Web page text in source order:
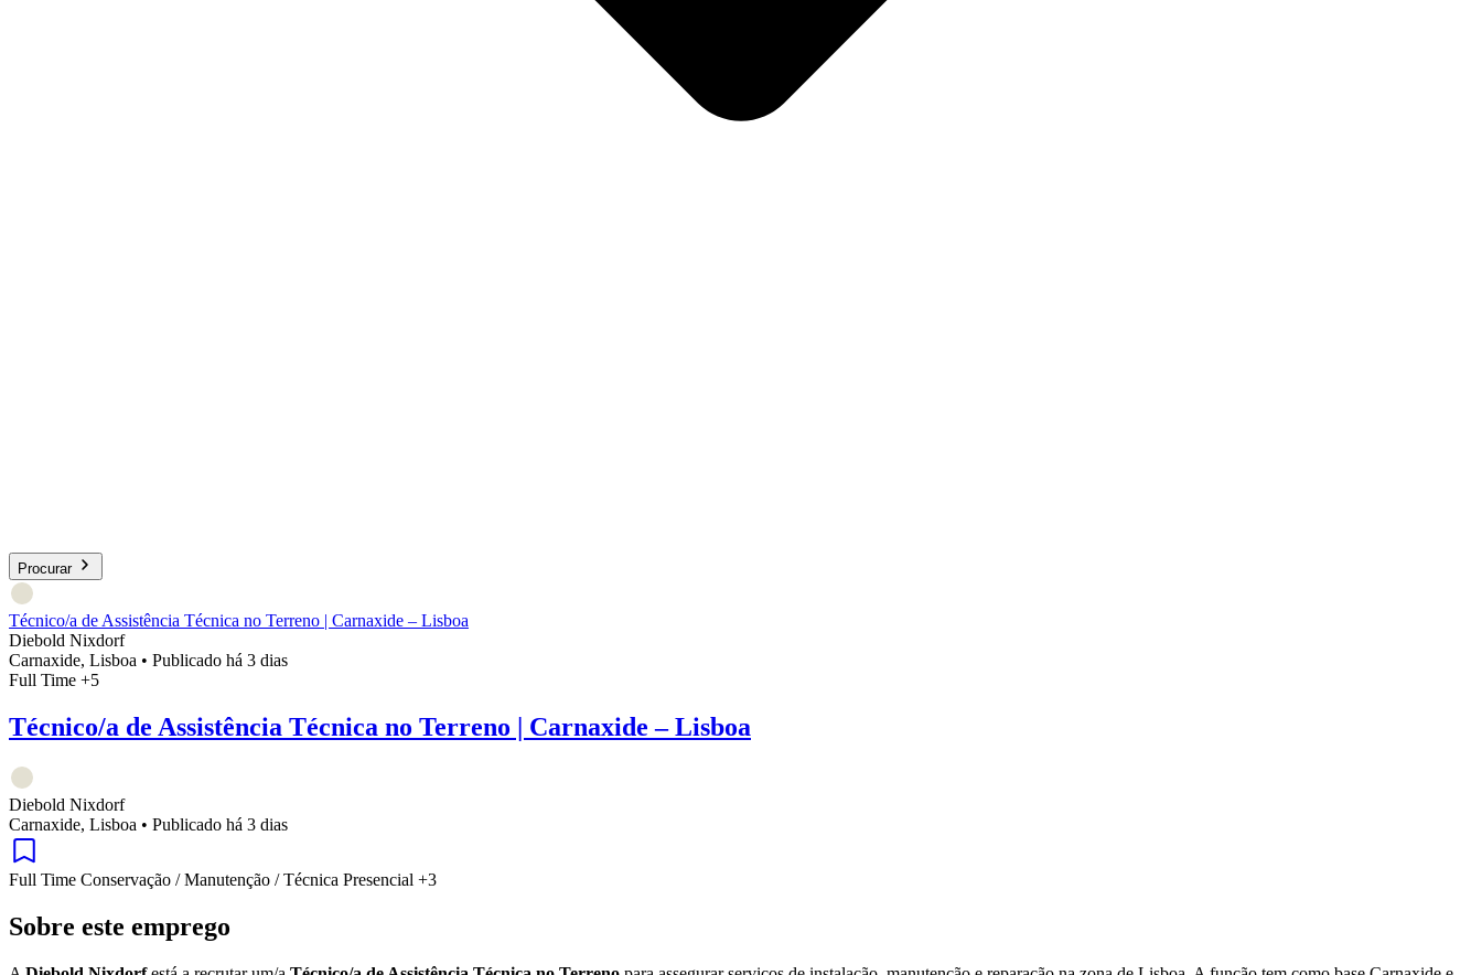
Procurar
Técnico/a de Assistência Técnica no Terreno | Carnaxide – Lisboa
Diebold Nixdorf
Carnaxide, Lisboa • Publicado há 3 dias
Full Time +5
Técnico/a de Assistência Técnica no Terreno | Carnaxide – Lisboa
Diebold Nixdorf
Carnaxide, Lisboa • Publicado há 3 dias
Full Time Conservação / Manutenção / Técnica Presencial +3
Sobre este emprego